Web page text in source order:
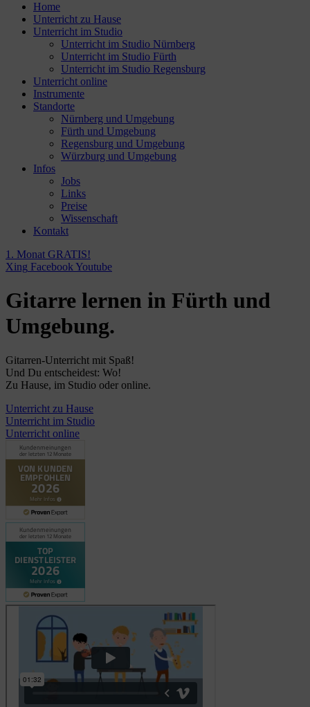
Home
Unterricht zu Hause
Unterricht im Studio
Unterricht im Studio Nürnberg
Unterricht im Studio Fürth
Unterricht im Studio Regensburg
Unterricht online
Instrumente
Standorte
Nürnberg und Umgebung
Fürth und Umgebung
Regensburg und Umgebung
Würzburg und Umgebung
Infos
Jobs
Links
Preise
Wissenschaft
Kontakt
1. Monat GRATIS!
Xing Facebook Youtube
Gitarre lernen in Fürth und
Umgebung.
Gitarren-Unterricht mit Spaß!
Und Du entscheidest: Wo!
Zu Hause, im Studio oder online.
Unterricht zu Hause
Unterricht im Studio
Unterricht online